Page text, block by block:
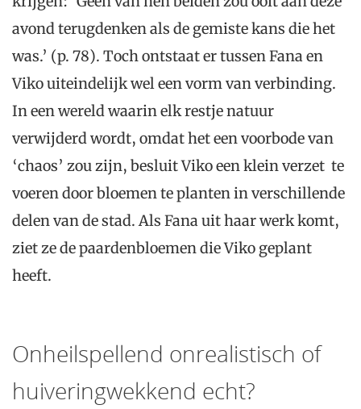
avond terugdenken als de gemiste kans die het
was.’ (p. 78). Toch ontstaat er tussen Fana en
Viko uiteindelijk wel een vorm van verbinding.
In een wereld waarin elk restje natuur
verwijderd wordt, omdat het een voorbode van
‘chaos’ zou zijn, besluit Viko een klein verzet te
voeren door bloemen te planten in verschillende
delen van de stad. Als Fana uit haar werk komt,
ziet ze de paardenbloemen die Viko geplant
heeft.
Onheilspellend onrealistisch of
huiveringwekkend echt?